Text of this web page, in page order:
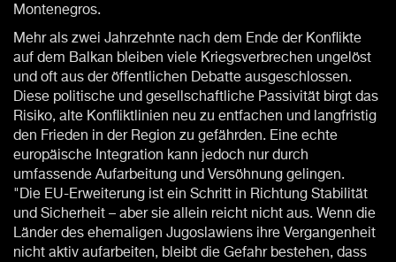
Montenegros.
Mehr als zwei Jahrzehnte nach dem Ende der Konflikte
auf dem Balkan bleiben viele Kriegsverbrechen ungelöst
und oft aus der öffentlichen Debatte ausgeschlossen.
Diese politische und gesellschaftliche Passivität birgt das
Risiko, alte Konfliktlinien neu zu entfachen und langfristig
den Frieden in der Region zu gefährden. Eine echte
europäische Integration kann jedoch nur durch
umfassende Aufarbeitung und Versöhnung gelingen.
"Die EU-Erweiterung ist ein Schritt in Richtung Stabilität
und Sicherheit – aber sie allein reicht nicht aus. Wenn die
Länder des ehemaligen Jugoslawiens ihre Vergangenheit
nicht aktiv aufarbeiten, bleibt die Gefahr bestehen, dass